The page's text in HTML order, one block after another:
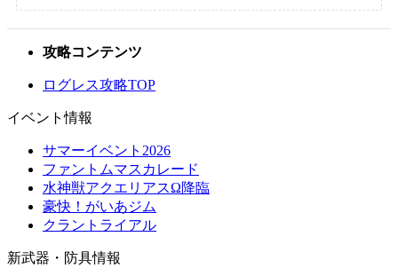
攻略コンテンツ
ログレス攻略TOP
イベント情報
サマーイベント2026
ファントムマスカレード
水神獣アクエリアスΩ降臨
豪快！がいあジム
クラントライアル
新武器・防具情報